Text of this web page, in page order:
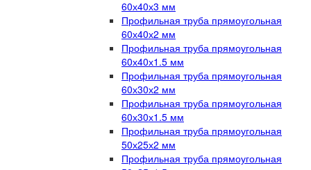
60х40х3 мм
Профильная труба прямоугольная
60х40х2 мм
Профильная труба прямоугольная
60х40х1.5 мм
Профильная труба прямоугольная
60х30х2 мм
Профильная труба прямоугольная
60х30х1.5 мм
Профильная труба прямоугольная
50х25х2 мм
Профильная труба прямоугольная